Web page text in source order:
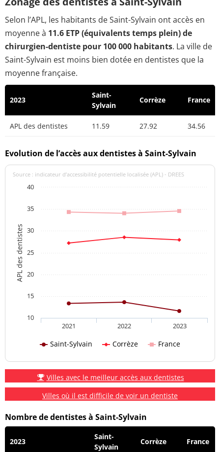
Selon l’APL, les habitants de Saint-Sylvain ont accès en
moyenne à 11.6 ETP (équivalents temps plein) de
chirurgien-dentiste pour 100 000 habitants. La ville de
Saint-Sylvain est moins bien dotée en dentistes que la
moyenne française.
2023
Saint-
Sylvain
Corrèze France
APL des dentistes 11.59 27.92 34.56
Evolution de l’accès aux dentistes à Saint-Sylvain
APL des dentistes
Source : indicateur d’accessibilité potentielle localisée (APL) - DREES
Saint-Sylvain Corrèze France
2021 2022 2023
10
15
20
25
30
35
40
Villes avec le meilleur accès aux dentistes
Villes où il est difficile de voir un dentiste
Nombre de dentistes à Saint-Sylvain
2023
Saint-
Sylvain
Corrèze France